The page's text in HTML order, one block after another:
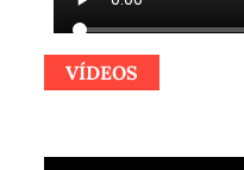
VÍDEOS